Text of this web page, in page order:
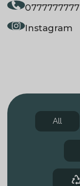
0777777777
Instagram
All